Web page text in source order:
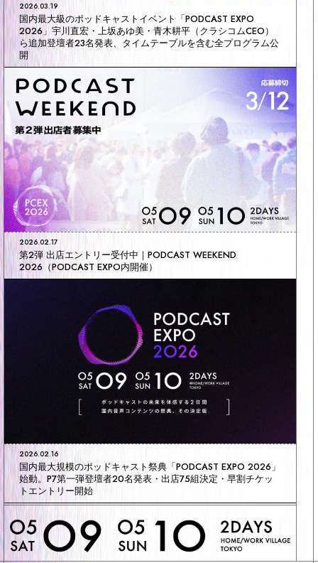
2026.03.19
国内最大級のポッドキャストイベント「PODCAST EXPO
2026」宇川直宏・上坂あゆ美・青木耕平（クラシコムCEO）
ら追加登壇者23名発表、タイムテーブルを含む全プログラム公
開
2026.02.17
第2弾 出店エントリー受付中｜PODCAST WEEKEND
2026（PODCAST EXPO内開催）
2026.02.16
国内最大規模のポッドキャスト祭典「PODCAST EXPO 2026」
始動。P7第一弾登壇者20名発表・出店75組決定・早割チケッ
トエントリー開始